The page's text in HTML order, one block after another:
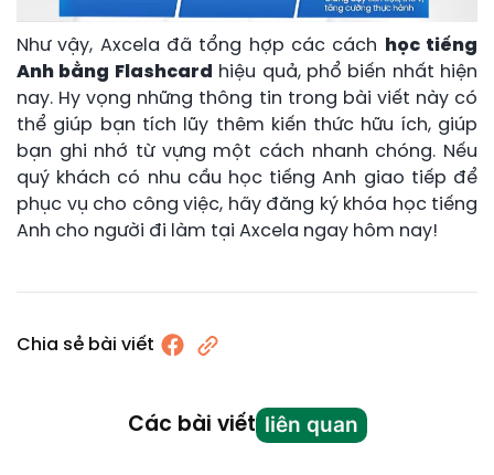
Như vậy, Axcela đã tổng hợp các cách
học tiếng
Anh bằng Flashcard
hiệu quả, phổ biến nhất hiện
nay. Hy vọng những thông tin trong bài viết này có
thể giúp bạn tích lũy thêm kiến thức hữu ích, giúp
bạn ghi nhớ từ vựng một cách nhanh chóng. Nếu
quý khách có nhu cầu học tiếng Anh giao tiếp để
phục vụ cho công việc, hãy đăng ký khóa học tiếng
Anh cho người đi làm tại Axcela ngay hôm nay!
Chia sẻ bài viết
Các bài viết liên quan